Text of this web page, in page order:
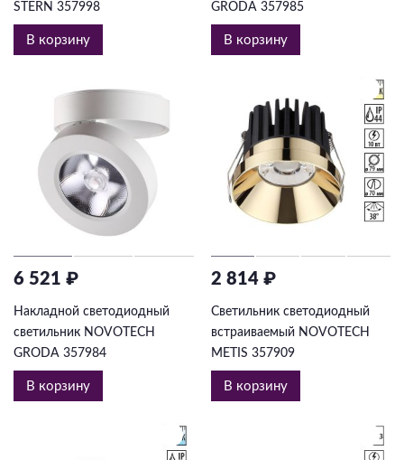
STERN 357998
В корзину
GRODA 357985
В корзину
6 521 ₽
Накладной светодиодный
светильник NOVOTECH
GRODA 357984
В корзину
2 814 ₽
Светильник светодиодный
встраиваемый NOVOTECH
METIS 357909
В корзину